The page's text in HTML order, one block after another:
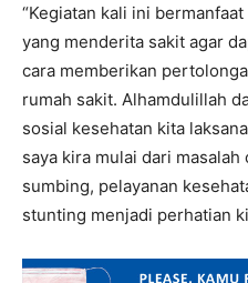
“Kegiatan kali ini
yang menderita sakit agar
cara memberikan
rumah sakit. Alhamdulillah
sosial kesehatan kita
saya kira mulai dari
sumbing, pelayanan
stunting menjadi perhatian